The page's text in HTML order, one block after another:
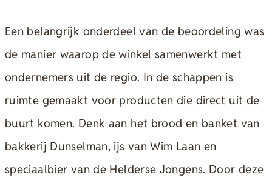
Een belangrijk onderdeel van de beoordeling was
de manier waarop de winkel samenwerkt met
ondernemers uit de regio. In de schappen is
ruimte gemaakt voor producten die direct uit de
buurt komen. Denk aan het brood en banket van
bakkerij Dunselman, ijs van Wim Laan en
speciaalbier van de Helderse Jongens. Door deze